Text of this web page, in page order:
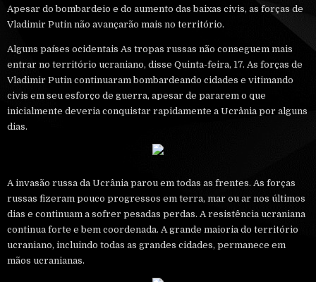
Apesar do bombardeio e do aumento das baixas civis, as forças de
Vladimir Putin não avançarão mais no território.
Alguns países ocidentais As tropas russas não conseguem mais
entrar no território ucraniano, disse Quinta-feira, 17. As forças de
Vladimir Putin continuaram bombardeando cidades e vitimando
civis em seu esforço de guerra, apesar de pararem o que
inicialmente deveria conquistar rapidamente a Ucrânia por alguns
dias.
A invasão russa da Ucrânia parou em todas as frentes. As forças
russas fizeram pouco progressos em terra, mar ou ar nos últimos
dias e continuam a sofrer pesadas perdas. A resistência ucraniana
continua forte e bem coordenada. A grande maioria do território
ucraniano, incluindo todas as grandes cidades, permanece em
mãos ucranianas.